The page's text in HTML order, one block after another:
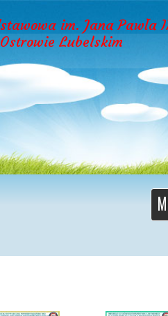
im. Jana Pawła
Lubelskim